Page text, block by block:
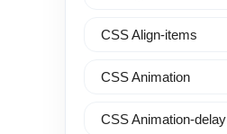
CSS Align-items
CSS Animation
CSS Animation-delay